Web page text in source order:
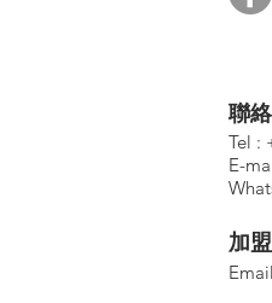
加
聯
Tel :
E-